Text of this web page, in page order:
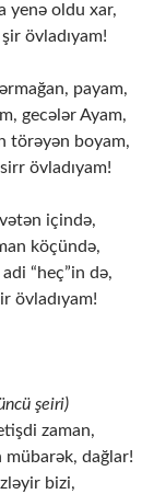
yenə oldu xar,
övladıyam!
payam,
gecələr Ayam,
törəyən boyam,
övladıyam!
içində,
köçündə,
“heç”in də,
övladıyam!
şeiri)
zaman,
mübarək, dağlar!
bizi,